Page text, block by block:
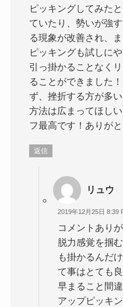
ピッキングしてみた
ていたり、勢いが強
る現象が改善され、
ピッキングも試しに
引っ掛かることなく
ることができました
ず、挫折する方が多
方法は広まってほし
フ最高です！ありが
返信
リュウ
2019年12月25日 8:39
コメントあり
脱力感覚を掴
も掛かるんだ
て事はとても
早まること間
アップピッキ